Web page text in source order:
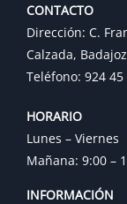
CONTACTO
Dirección: C.
Calzada, Badajoz
Teléfono: 924 45
HORARIO
Lunes – Viernes
Mañana: 9:00 –
INFORMACIÓN